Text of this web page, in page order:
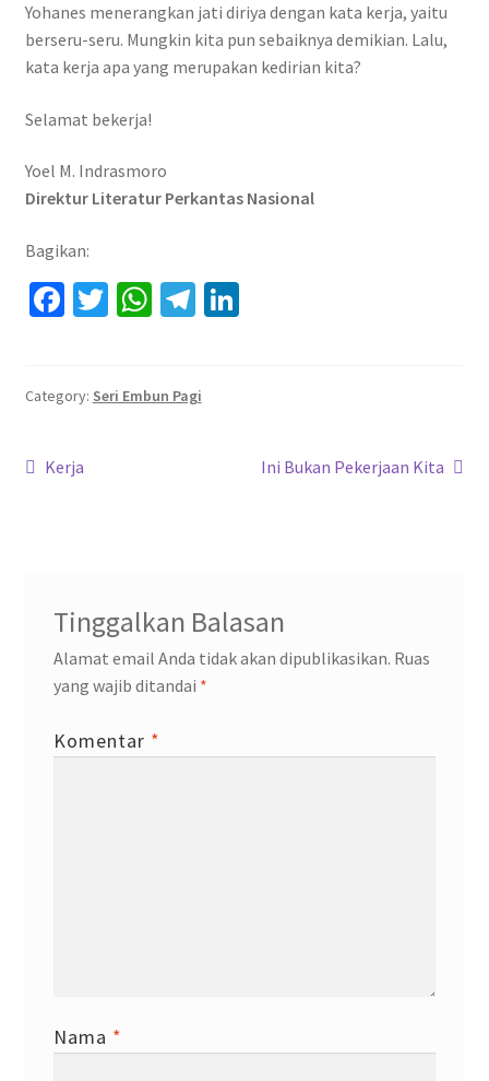
Yohanes menerangkan jati diriya dengan kata kerja, yaitu
berseru-seru. Mungkin kita pun sebaiknya demikian. Lalu,
kata kerja apa yang merupakan kedirian kita?
Selamat bekerja!
Yoel M. Indrasmoro
Direktur Literatur Perkantas Nasional
Bagikan:
Fa
o
k
T
er
W
sA
Te
a
Li
Category: Seri Embun Pagi
Navigasi
Previous
Kerja
Next
Ini Bukan Pekerjaan Kita
Tinggalkan Balasan
Alamat email Anda tidak akan dipublikasikan. Ruas
yang wajib ditandai *
Komentar *
Nama *